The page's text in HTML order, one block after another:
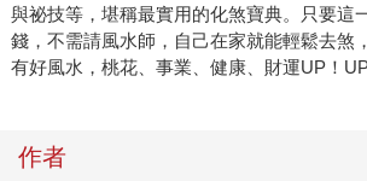
與祕技等，堪稱最實用的化煞寶典。只要這
錢，不需請風水師，自己在家就能輕鬆去煞
有好風水，桃花、事業、健康、財運UP！
作者